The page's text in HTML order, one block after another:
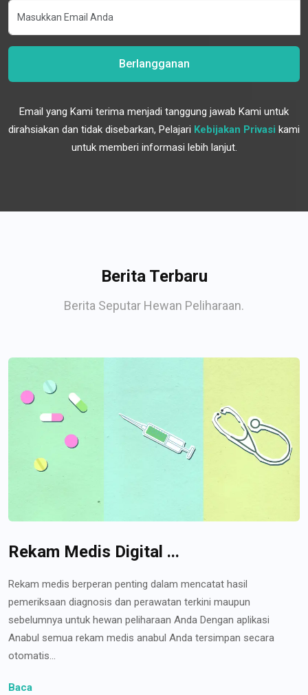
Berlangganan
Email yang Kami terima menjadi tanggung jawab Kami untuk
dirahsiakan dan tidak disebarkan, Pelajari Kebijakan Privasi kami
untuk memberi informasi lebih lanjut.
Berita Terbaru
Berita Seputar Hewan Peliharaan.
Rekam Medis Digital ...
Rekam medis berperan penting dalam mencatat hasil
pemeriksaan diagnosis dan perawatan terkini maupun
sebelumnya untuk hewan peliharaan Anda Dengan aplikasi
Anabul semua rekam medis anabul Anda tersimpan secara
otomatis...
Baca